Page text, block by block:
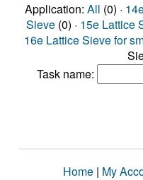
Application: All (0) ·
Sieve (0) · 15e Lattice
16e Lattice Sieve for
Task name:
Home | My